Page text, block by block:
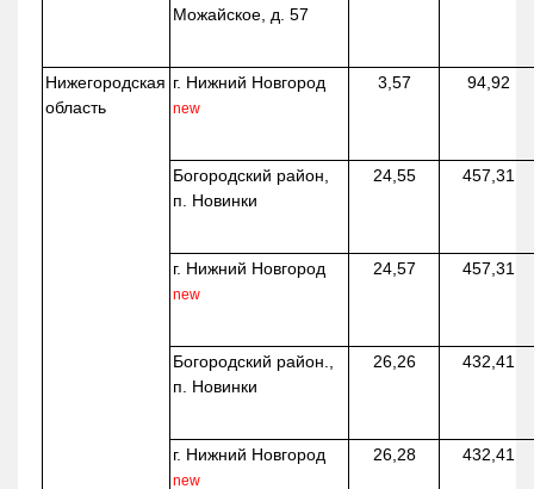
Можайское, д. 57
Нижегородская
область
г. Нижний Новгород
new
3,57 94,92
Богородский район,
п. Новинки
24,55 457,31
г. Нижний Новгород
new
24,57 457,31
Богородский район.,
п. Новинки
26,26 432,41
г. Нижний Новгород
new
26,28 432,41